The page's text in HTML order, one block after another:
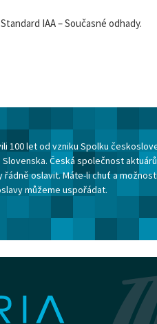
IAA – Současné odhady.
100 let od vzniku Spolku
Slovenska. Česká společnost
řádně oslavit. Máte-li chuť a
můžeme uspořádat.